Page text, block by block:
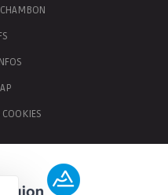
COOKIES